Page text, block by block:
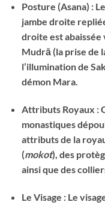
Posture (Asana) :
jambe droite
droite est abaissée
Mudrā (la prise de
l’illumination de
démon Mara.
Attributs Royaux :
monastiques
attributs de la
(mokot), des
ainsi que des
Le Visage : Le